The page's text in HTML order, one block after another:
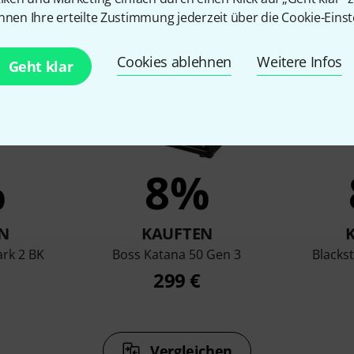
Ihre erteilte Zustimmung jederzeit über die Cookie-
Geht klar Cookies ablehnen Weitere Infos
die sich dieses Produkt
2 BK
8%
KAUFTEN
Boss Katana 50 Gen 3
299 €